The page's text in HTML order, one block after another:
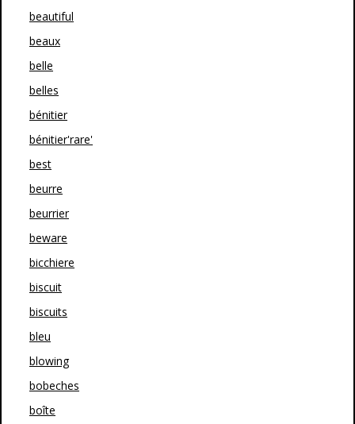
beautiful
beaux
belle
belles
bénitier
bénitier'rare'
best
beurre
beurrier
beware
bicchiere
biscuit
biscuits
bleu
blowing
bobeches
boîte